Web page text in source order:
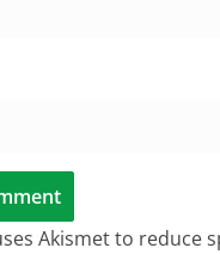
Akismet to reduce